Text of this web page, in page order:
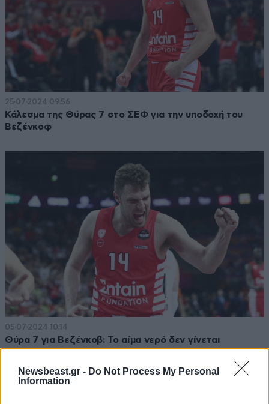
Newsbeast.gr - Do Not Process My Personal
Information
25·07·2024 09:56
Κάλεσμα της Θύρας 7 στο ΣΕΦ για την υποδοχή του
Βεζένκοφ
05·07·2024 10:14
Θύρα 7 για Βεζένκοβ: Το αίμα νερό δεν γίνεται